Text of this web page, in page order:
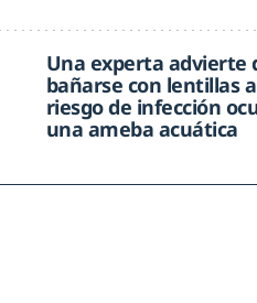
Una experta advierte
bañarse con lentillas
riesgo de infección
una ameba acuática